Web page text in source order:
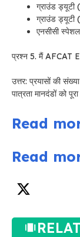
ग्राउंड ड्यूटी
ग्राउंड ड्यूटी
एनसीसी
प्रश्न 5. मैं AFCAT
उत्तर: प्रयासों की
पात्रता मानदंडों को
Read
Read